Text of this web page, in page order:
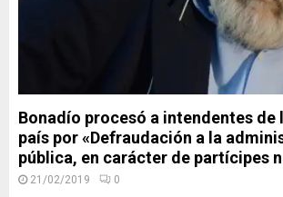
Bonadío procesó a intendentes de
país por «Defraudación a la
pública, en carácter de partícipes
21/02/2019 0